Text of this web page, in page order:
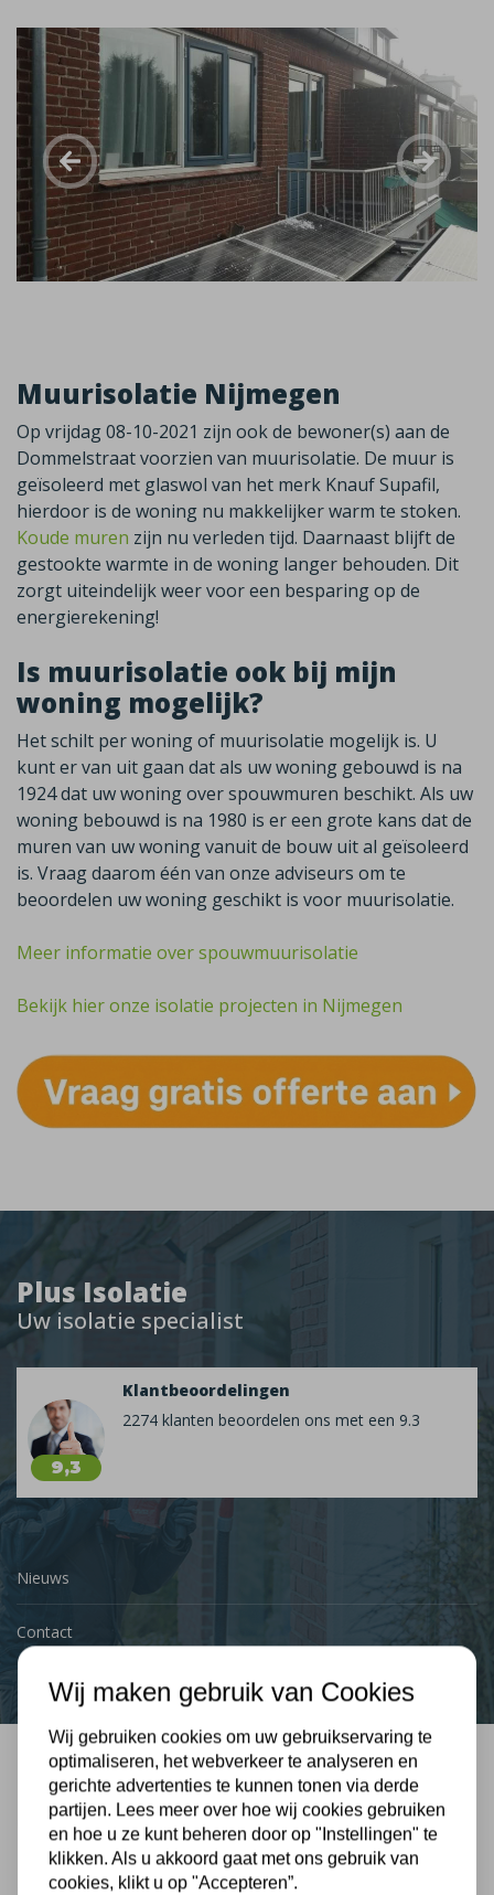
Plus Isolatie
Uw isolatie specialist
9,3
Klantbeoordelingen
2274 klanten beoordelen ons met een 9.3
Nieuws
Contact
Bel mij terug
Gratis, vrijblijvend advies
Muurisolatie Nijmegen
Op vrijdag 08-10-2021 zijn ook de bewoner(s) aan de
Dommelstraat voorzien van muurisolatie. De muur is
geïsoleerd met glaswol van het merk Knauf Supafil,
hierdoor is de woning nu makkelijker warm te stoken.
Koude muren zijn nu verleden tijd. Daarnaast blijft de
gestookte warmte in de woning langer behouden. Dit
zorgt uiteindelijk weer voor een besparing op de
energierekening!
Is muurisolatie ook bij mijn
woning mogelijk?
Het schilt per woning of muurisolatie mogelijk is. U
kunt er van uit gaan dat als uw woning gebouwd is na
1924 dat uw woning over spouwmuren beschikt. Als uw
woning bebouwd is na 1980 is er een grote kans dat de
muren van uw woning vanuit de bouw uit al geïsoleerd
is. Vraag daarom één van onze adviseurs om te
beoordelen uw woning geschikt is voor muurisolatie.
Meer informatie over spouwmuurisolatie
Bekijk hier onze isolatie projecten in Nijmegen
Wij maken gebruik van Cookies
Wij gebruiken cookies om uw gebruikservaring te
optimaliseren, het webverkeer te analyseren en
gerichte advertenties te kunnen tonen via derde
partijen. Lees meer over hoe wij cookies gebruiken
en hoe u ze kunt beheren door op "Instellingen" te
klikken. Als u akkoord gaat met ons gebruik van
cookies, klikt u op "Accepteren”.